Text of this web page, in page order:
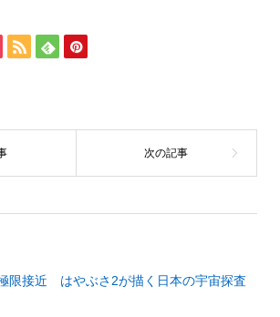
限接近 はやぶさ2が描く日本の宇宙探査